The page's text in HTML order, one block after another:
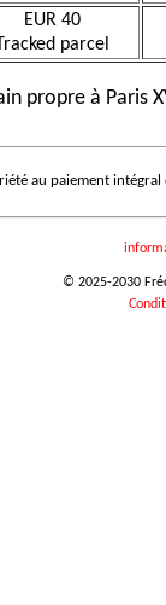
EUR 40
parcel
propre à Paris
au paiement
© 2025-2030